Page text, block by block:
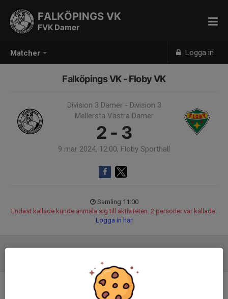
Matcher Logga in
FALKÖPINGS VK
FVK Damer
Falköpings VK - Floby VK
Division 3 Damer - Division 3
Mellersta Västra Damer
2 - 3
9 mar 2024, 12:00, Floby Sporthall
Samling 11:00
Endast kallade kunde anmäla sig till aktiviteten. 2 personer var kallade.
Logga in här
Inget referat skrivet